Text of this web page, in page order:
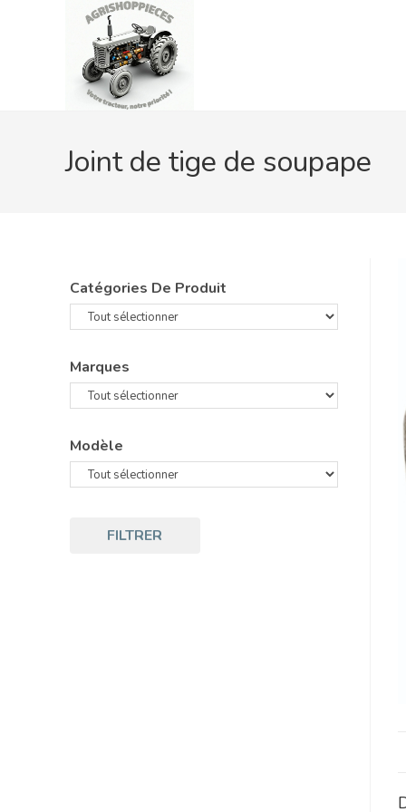
Joint de tige de soupape
Catégories De Produit
Marques
Modèle
FILTRER